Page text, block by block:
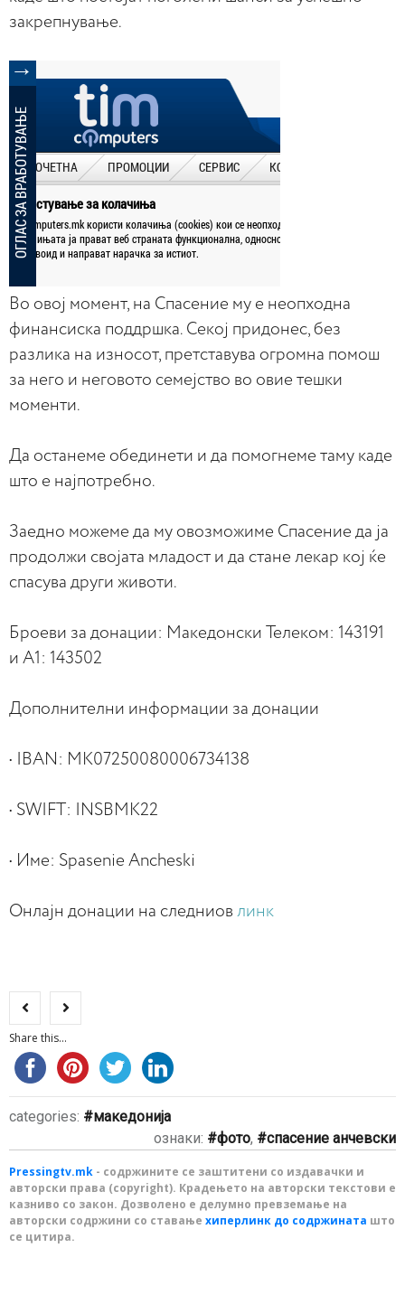
закрепнување.
Во овој момент, на Спасение му е неопходна
финансиска поддршка. Секој придонес, без
разлика на износот, претставува огромна помош
за него и неговото семејство во овие тешки
моменти.
Да останеме обединети и да помогнеме таму каде
што е најпотребно.
Заедно можеме да му овозможиме Спасение да ја
продолжи својата младост и да стане лекар кој ќе
спасува други животи.
Броеви за донации: Македонски Телеком: 143191
и А1: 143502
Дополнителни информации за донации
• IBAN: MK07250080006734138
• SWIFT: INSBMK22
• Име: Spasenie Ancheski
Онлајн донации на следниов линк
Share this...
categories:
македонија
ознаки:
фото, спасение анчевски
Pressingtv.mk - содржините се заштитени со издавачки и
авторски права (copyright). Крадењето на авторски текстови е
казниво со закон. Дозволено е делумно превземање на
авторски содржини со ставање хиперлинк до содржината што
се цитира.